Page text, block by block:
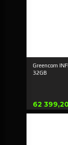
Greencom
32GB
Pris
62